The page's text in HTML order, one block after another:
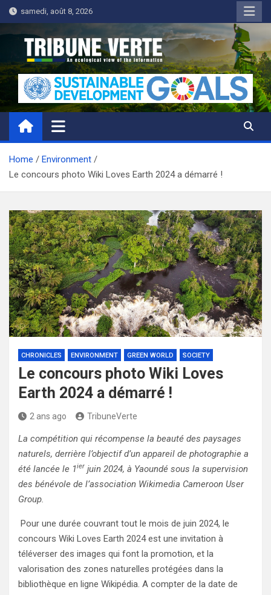
Skip
to
content
samedi, août 8, 2026
Tribune Verte
Un regard écologique de l'information
Home
Environment
Le concours photo Wiki Loves Earth 2024 a démarré !
CHRONICLES ENVIRONMENT GREEN WORLD SOCIETY
Le concours photo Wiki Loves
Earth 2024 a démarré !
2 ans ago TribuneVerte
La compétition qui récompense la beauté des paysages
naturels, derrière l’objectif d’un appareil de photographie a
été lancée le 1ier juin 2024, à Yaoundé sous la supervision
des bénévole de l’association Wikimedia Cameroon User
Group.
Pour une durée couvrant tout le mois de juin 2024, le
concours Wiki Loves Earth 2024 est une invitation à
téléverser des images qui font la promotion, et la
valorisation des zones naturelles protégées dans la
bibliothèque en ligne Wikipédia. A compter de la date de